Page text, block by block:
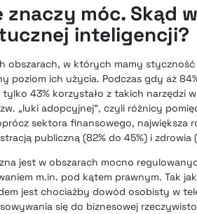
znaczy móc. Skąd
inteligencji?
obszarach, w których mamy
poziom ich użycia. Podczas gdy aż
43% korzystało z takich narzędzi
„luki adopcyjnej”, czyli różnicy
sektora finansowego, największa
publiczną (82% do 45%) i zdrowia
jest w obszarach mocno
m.in. pod kątem prawnym. Tak
jest chociażby dowód osobisty w
się do biznesowej